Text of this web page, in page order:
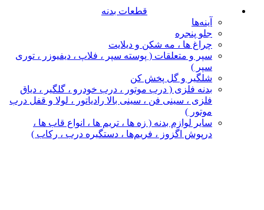
قطعات بدنه
آینه‌ها
جلو پنجره
چراغ‌ ها ، مه‌ شکن و دیلایت
سپر و متعلقات ( پوسته سپر ، فلاپ ، دیفیوزر ، توری
سپر )
شلگیر و گل‌ پخش‌ کن
بدنه فلزی ( درب موتور ، درب خودرو ، گلگیر ، دیاق
فلزی ، سینی فن ، سینی بالا رادیاتور ، لولا و قفل درب
موتور )
سایر لوازم بدنه ( زه ها ، تریم ها ، انواع قاب ها ،
درپوش اگزوز ، فریم‌ها ، دستگیره درب ، رکاب )